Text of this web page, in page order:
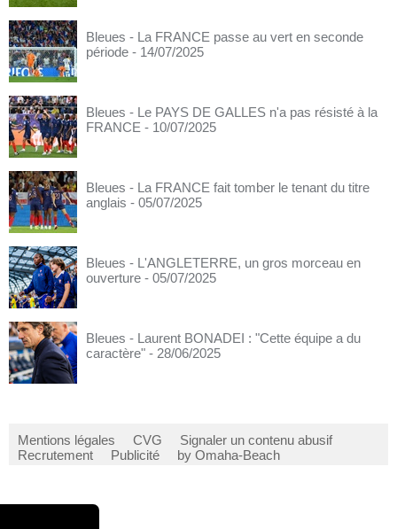
Bleues - La FRANCE passe au vert en seconde
période - 14/07/2025
Bleues - Le PAYS DE GALLES n'a pas résisté à la
FRANCE - 10/07/2025
Bleues - La FRANCE fait tomber le tenant du titre
anglais - 05/07/2025
Bleues - L'ANGLETERRE, un gros morceau en
ouverture - 05/07/2025
Bleues - Laurent BONADEI : "Cette équipe a du
caractère" - 28/06/2025
Mentions légales CVG
Signaler un contenu abusif
Recrutement
Publicité by Omaha-Beach